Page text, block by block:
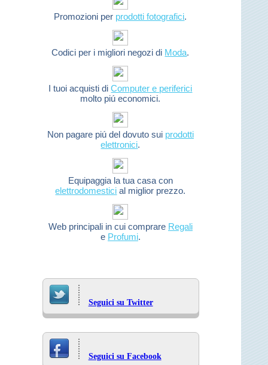
Promozioni per prodotti fotografici.
Codici per i migliori negozi di Moda.
I tuoi acquisti diComputer e periferici
molto piú economici.
Non pagare piú del dovuto sui prodotti
elettronici.
Equipaggia la tua casa con
elettrodomestici al miglior prezzo.
Web principali in cui comprare Regali
e Profumi.
Seguici su Twitter
Seguici su Facebook